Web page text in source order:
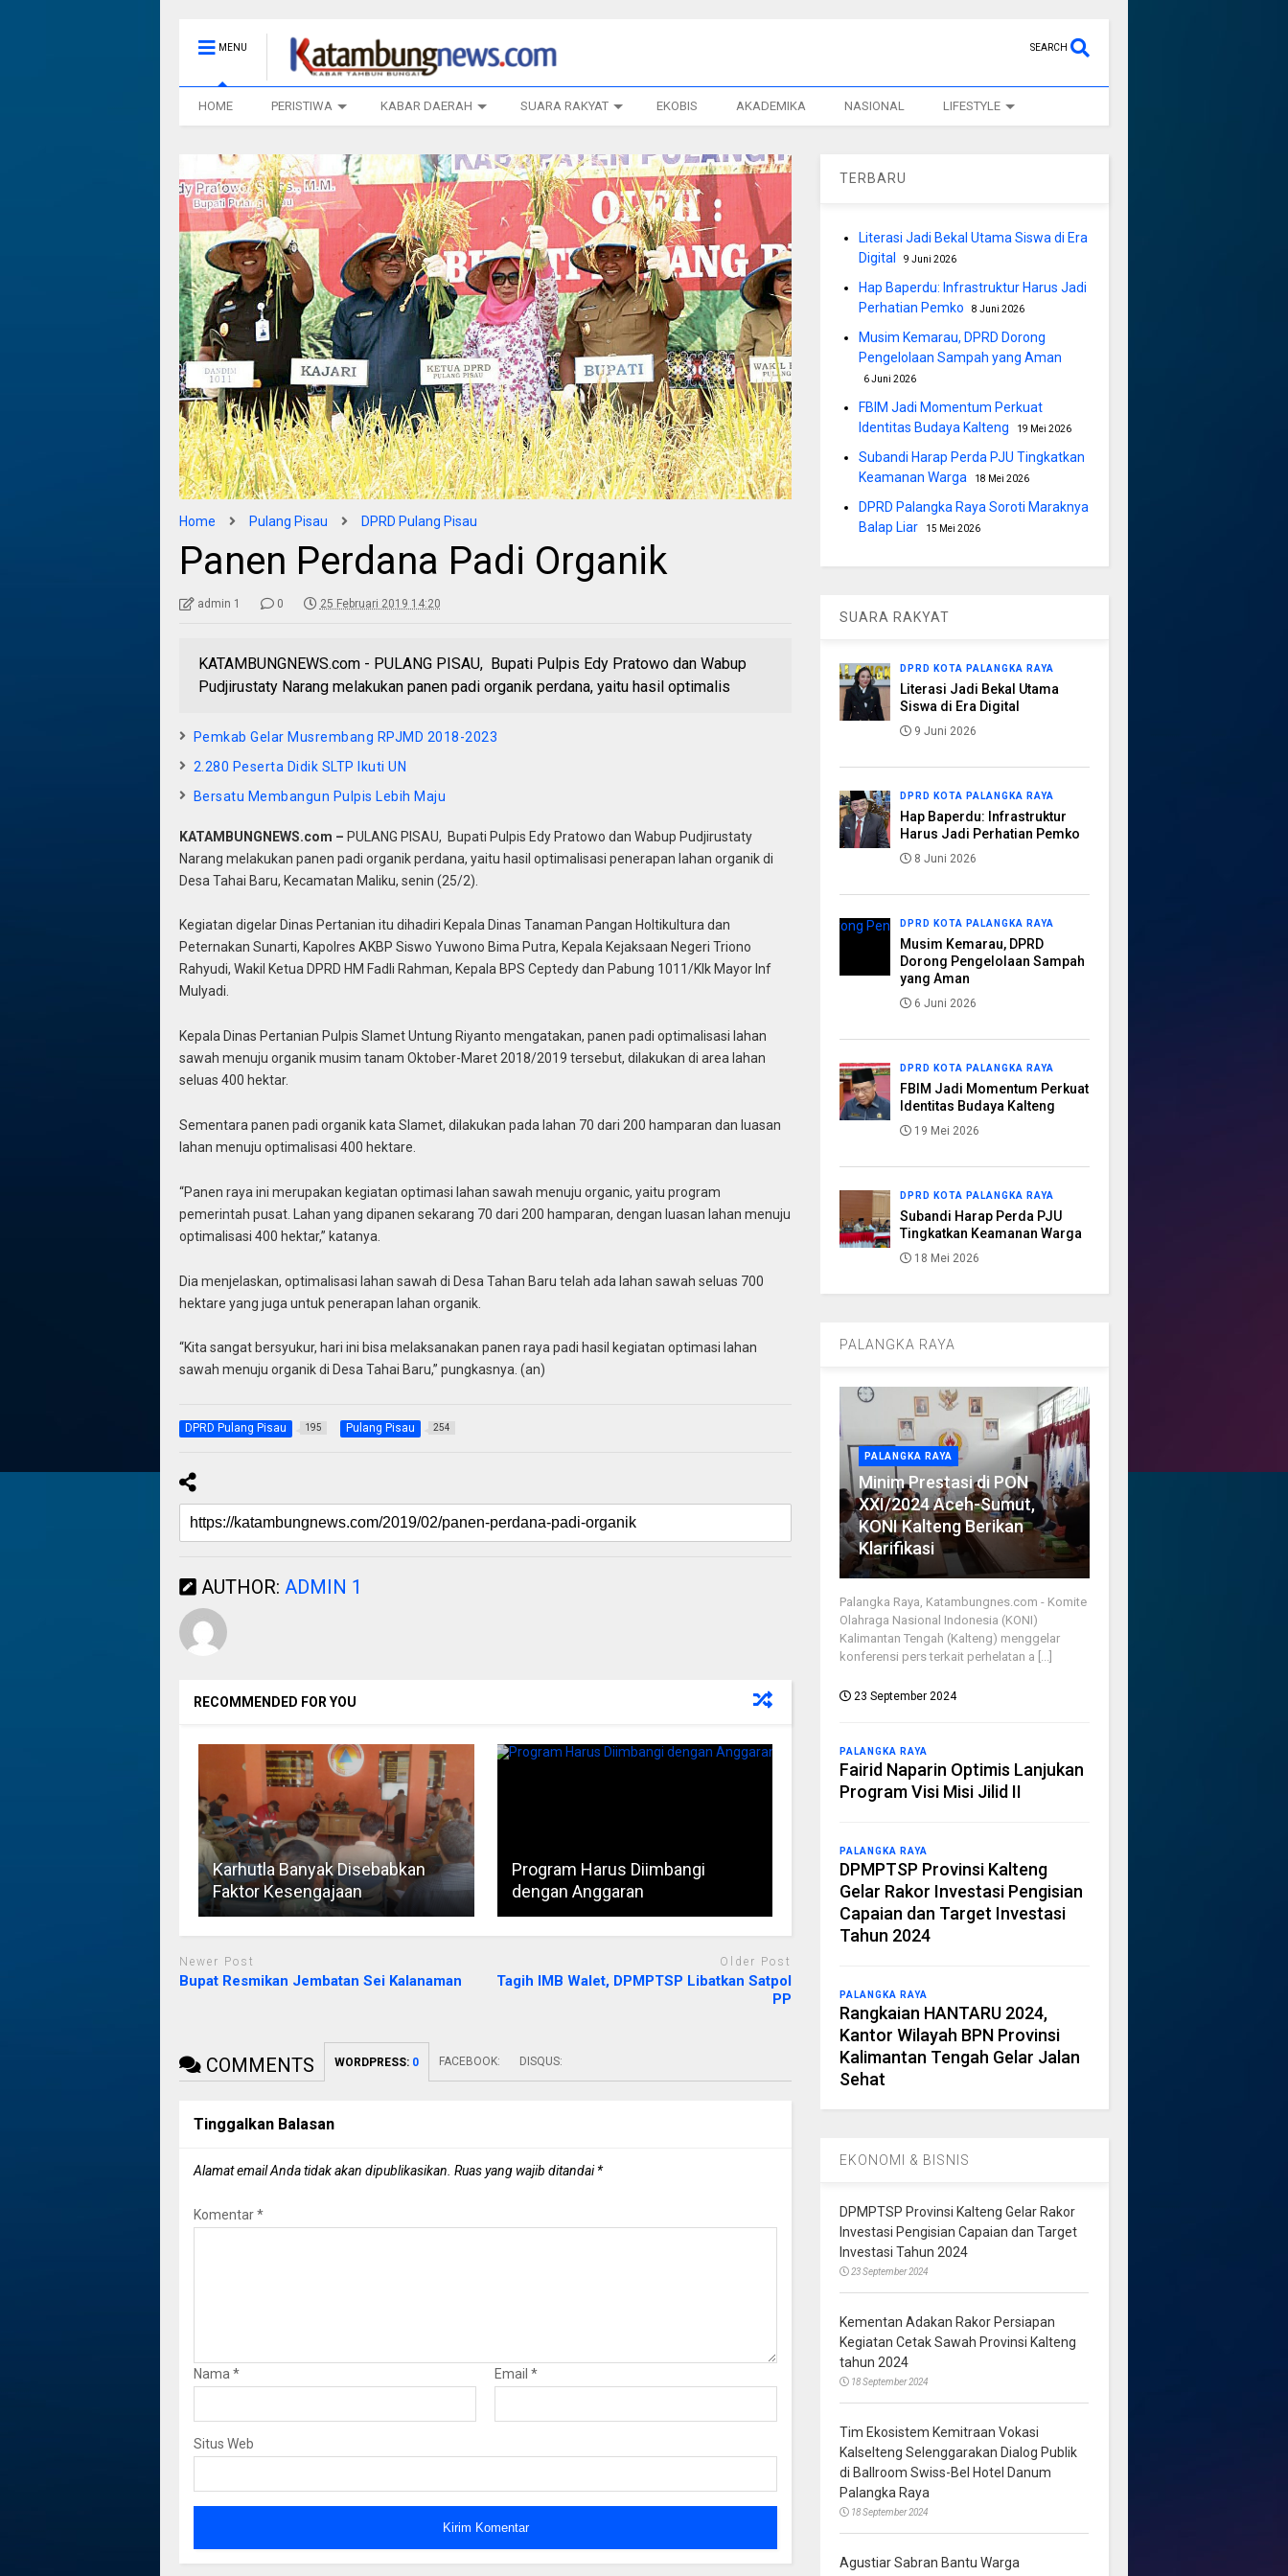
MENU SEARCH
HOME PERISTIWA KABAR DAERAH SUARA RAKYAT EKOBIS AKADEMIKA NASIONAL LIFESTYLE
Home Pulang Pisau DPRD Pulang Pisau
Panen Perdana Padi Organik
admin 1 0 25 Februari 2019 14:20
KATAMBUNGNEWS.com - PULANG PISAU, Bupati Pulpis Edy Pratowo dan Wabup
Pudjirustaty Narang melakukan panen padi organik perdana, yaitu hasil optimalis
Pemkab Gelar Musrembang RPJMD 2018-2023
2.280 Peserta Didik SLTP Ikuti UN
Bersatu Membangun Pulpis Lebih Maju
KATAMBUNGNEWS.com – PULANG PISAU, Bupati Pulpis Edy Pratowo dan Wabup Pudjirustaty
Narang melakukan panen padi organik perdana, yaitu hasil optimalisasi penerapan lahan organik di
Desa Tahai Baru, Kecamatan Maliku, senin (25/2).
Kegiatan digelar Dinas Pertanian itu dihadiri Kepala Dinas Tanaman Pangan Holtikultura dan
Peternakan Sunarti, Kapolres AKBP Siswo Yuwono Bima Putra, Kepala Kejaksaan Negeri Triono
Rahyudi, Wakil Ketua DPRD HM Fadli Rahman, Kepala BPS Ceptedy dan Pabung 1011/Klk Mayor Inf
Mulyadi.
Kepala Dinas Pertanian Pulpis Slamet Untung Riyanto mengatakan, panen padi optimalisasi lahan
sawah menuju organik musim tanam Oktober-Maret 2018/2019 tersebut, dilakukan di area lahan
seluas 400 hektar.
Sementara panen padi organik kata Slamet, dilakukan pada lahan 70 dari 200 hamparan dan luasan
lahan menuju optimalisasi 400 hektare.
“Panen raya ini merupakan kegiatan optimasi lahan sawah menuju organic, yaitu program
pemerintah pusat. Lahan yang dipanen sekarang 70 dari 200 hamparan, dengan luasan lahan menuju
optimalisasi 400 hektar,” katanya.
Dia menjelaskan, optimalisasi lahan sawah di Desa Tahan Baru telah ada lahan sawah seluas 700
hektare yang juga untuk penerapan lahan organik.
“Kita sangat bersyukur, hari ini bisa melaksanakan panen raya padi hasil kegiatan optimasi lahan
sawah menuju organik di Desa Tahai Baru,” pungkasnya. (an)
DPRD Pulang Pisau 195 Pulang Pisau 254
AUTHOR: ADMIN 1
RECOMMENDED FOR YOU
Karhutla Banyak Disebabkan
Faktor Kesengajaan
Program Harus Diimbangi
dengan Anggaran
Newer Post
Bupat Resmikan Jembatan Sei Kalanaman
Older Post
Tagih IMB Walet, DPMPTSP Libatkan Satpol
PP
COMMENTS WORDPRESS: 0 FACEBOOK: DISQUS:
Tinggalkan Balasan
Alamat email Anda tidak akan dipublikasikan. Ruas yang wajib ditandai*
Komentar*
Nama * Email *
Situs Web
TERBARU
Literasi Jadi Bekal Utama Siswa di Era
Digital
9 Juni 2026
Hap Baperdu: Infrastruktur Harus Jadi
Perhatian Pemko
8 Juni 2026
Musim Kemarau, DPRD Dorong
Pengelolaan Sampah yang Aman
6 Juni 2026
FBIM Jadi Momentum Perkuat
Identitas Budaya Kalteng
19 Mei 2026
Subandi Harap Perda PJU Tingkatkan
Keamanan Warga
18 Mei 2026
DPRD Palangka Raya Soroti Maraknya
Balap Liar
15 Mei 2026
SUARA RAKYAT
DPRD KOTA PALANGKA RAYA
Literasi Jadi Bekal Utama
Siswa di Era Digital
9 Juni 2026
DPRD KOTA PALANGKA RAYA
Hap Baperdu: Infrastruktur
Harus Jadi Perhatian Pemko
8 Juni 2026
DPRD KOTA PALANGKA RAYA
Musim Kemarau, DPRD
Dorong Pengelolaan Sampah
yang Aman
6 Juni 2026
DPRD KOTA PALANGKA RAYA
FBIM Jadi Momentum Perkuat
Identitas Budaya Kalteng
19 Mei 2026
DPRD KOTA PALANGKA RAYA
Subandi Harap Perda PJU
Tingkatkan Keamanan Warga
18 Mei 2026
PALANGKA RAYA
PALANGKA RAYA
Minim Prestasi di PON
XXI/2024 Aceh-Sumut,
KONI Kalteng Berikan
Klarifikasi
Palangka Raya, Katambungnes.com - Komite
Olahraga Nasional Indonesia (KONI)
Kalimantan Tengah (Kalteng) menggelar
konferensi pers terkait perhelatan a [...]
23 September 2024
PALANGKA RAYA
Fairid Naparin Optimis Lanjukan
Program Visi Misi Jilid II
PALANGKA RAYA
DPMPTSP Provinsi Kalteng
Gelar Rakor Investasi Pengisian
Capaian dan Target Investasi
Tahun 2024
PALANGKA RAYA
Rangkaian HANTARU 2024,
Kantor Wilayah BPN Provinsi
Kalimantan Tengah Gelar Jalan
Sehat
EKONOMI & BISNIS
DPMPTSP Provinsi Kalteng Gelar Rakor
Investasi Pengisian Capaian dan Target
Investasi Tahun 2024
23 September 2024
Kementan Adakan Rakor Persiapan
Kegiatan Cetak Sawah Provinsi Kalteng
tahun 2024
18 September 2024
Tim Ekosistem Kemitraan Vokasi
Kalselteng Selenggarakan Dialog Publik
di Ballroom Swiss-Bel Hotel Danum
Palangka Raya
18 September 2024
Agustiar Sabran Bantu Warga